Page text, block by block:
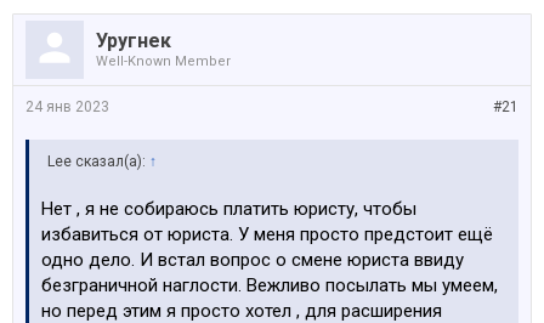
Уругнек
Well-Known Member
#21
24 янв 2023
Lee сказал(а): ↑
Нет , я не собираюсь платить юристу, чтобы
избавиться от юриста. У меня просто предстоит ещё
одно дело. И встал вопрос о смене юриста ввиду
безграничной наглости. Вежливо посылать мы умеем,
но перед этим я просто хотел , для расширения